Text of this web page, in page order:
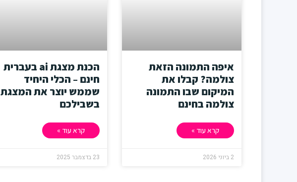
איפה התמונה הזאת
צולמה? קבלו את
המיקום שבו התמונה
צולמה בחינם
קרא עוד »
2 ביוני 2026
הכנת מצגת ai בעברית
חינם – הכלי היחיד
שממש יוצר את המצגת
בשבילכם
קרא עוד »
23 בדצמבר 2025